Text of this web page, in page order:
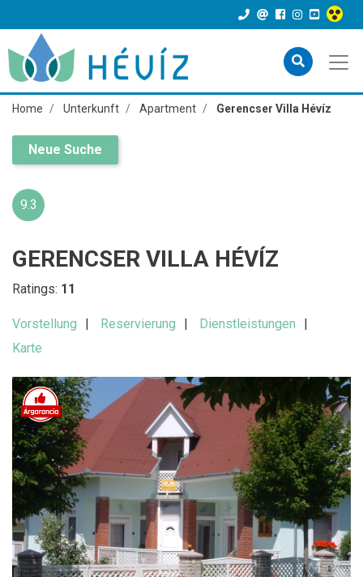
Home Unterkunft Apartment Gerencser Villa Hévíz
Neue Suche
9.3
GERENCSER VILLA HÉVÍZ
Ratings: 11
Vorstellung Reservierung
Dienstleistungen
Karte